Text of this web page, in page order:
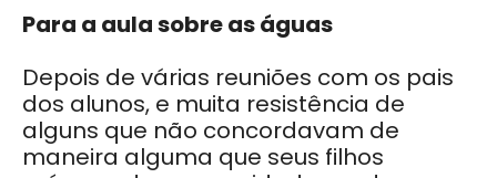
Para a aula sobre as águas
Depois de várias reuniões com os pais
dos alunos, e muita resistência de
alguns que não concordavam de
maneira alguma que seus filhos